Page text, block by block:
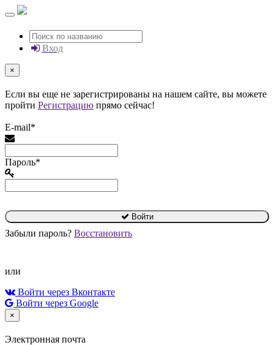
Вход
×
Если вы еще не зарегистрированы на нашем сайте, вы можете
пройти Регистрацию прямо сейчас!
E-mail*
Пароль*
Войти
Забыли пароль? Восстановить
или
Войти через Вконтакте
Войти через Google
×
Электронная почта